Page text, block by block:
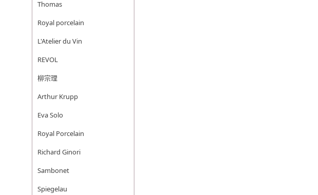
Thomas
Royal porcelain
L'Atelier du Vin
REVOL
柳宗理
Arthur Krupp
Eva Solo
Royal Porcelain
Richard Ginori
Sambonet
Spiegelau